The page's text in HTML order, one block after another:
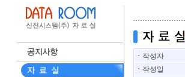
ㆍ 작성자
ㆍ 작성일